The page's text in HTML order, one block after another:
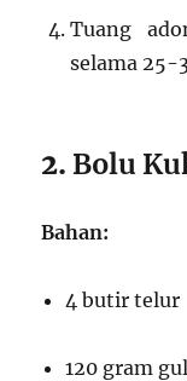
Tuang
selama 25-
2. Bolu
Bahan:
4 butir telur
120 gram